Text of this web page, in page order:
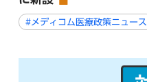
#メディコム医療政策ニュース